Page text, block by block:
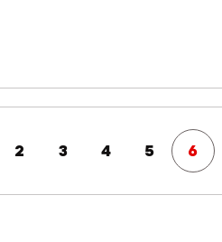
2 3 4 5 6